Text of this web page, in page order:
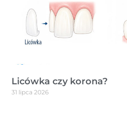
Licówka czy korona?
31 lipca 2026